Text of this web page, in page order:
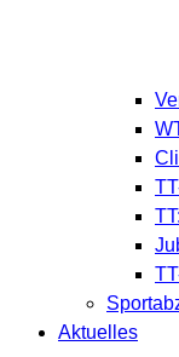
Aktuelles